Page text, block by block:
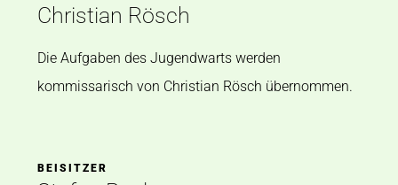
Christian Rösch
Die Aufgaben des Jugendwarts werden
kommissarisch von Christian Rösch übernommen.
BEISITZER